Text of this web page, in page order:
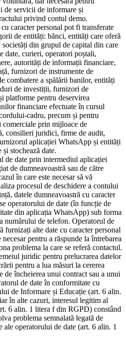
de servicii de informare și
privind contul demo.
caracter personal pot fi transferate
de entități: bănci, entități care oferă
din grupul de capital din care
date, curieri, operatori poștali,
autorități de informații financiare,
furnizori de instrumente de
combatere a spălării banilor, entități
de investiții, furnizori de
platforme pentru deservirea
financiare efectuate în cursul
cadru, precum și pentru
prin mijloace de
consilieri juridici, firme de audit,
aplicației WhatsApp și entități
și stochează date.
de date prin intermediul aplicației
de dumneavoastră sau de către
în care este necesar să vă
procesul de deschidere a contului
datele dumneavoastră cu caracter
operatorului de date (în funcție de
din aplicația WhatsApp) sub forma
numărului de telefon. Operatorul de
furnizați alte date cu caracter personal
pentru a răspunde la întrebarea
problema la care se referă contactul.
juridic pentru prelucrarea datelor
pentru a lua măsuri la cererea
de încheierea unui contract sau a unui
de date în conformitate cu
de Informare și Educație (art. 6 alin.
în alte cazuri, interesul legitim al
6 alin. 1 litera f din RGPD) constând
problema semnalată legată de
ale operatorului de date (art. 6 alin. 1